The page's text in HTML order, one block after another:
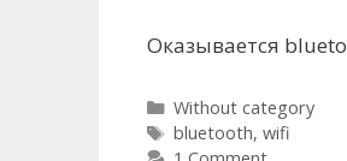
Оказывается
Categories
Without category
Tags
bluetooth, wifi